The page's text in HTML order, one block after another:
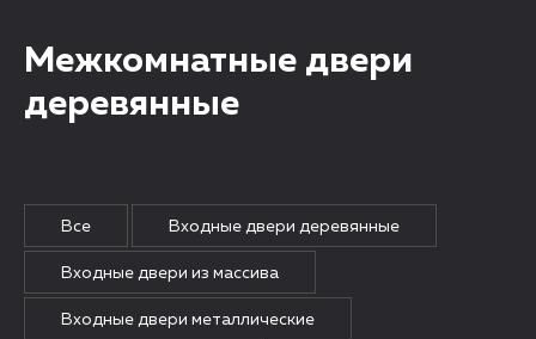
Межкомнатные двери
деревянные
Все Входные двери деревянные
Входные двери из массива
Входные двери металлические